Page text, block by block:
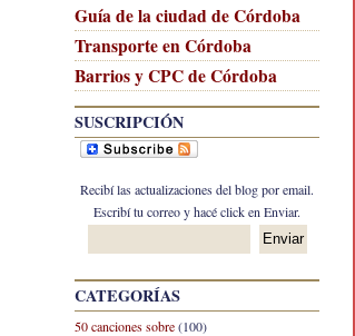
Guía de la ciudad de Córdoba
Transporte en Córdoba
Barrios y CPC de Córdoba
SUSCRIPCIÓN
Recibí las actualizaciones del blog por email.
Escribí tu correo y hacé click en Enviar.
CATEGORÍAS
50 canciones sobre(100)